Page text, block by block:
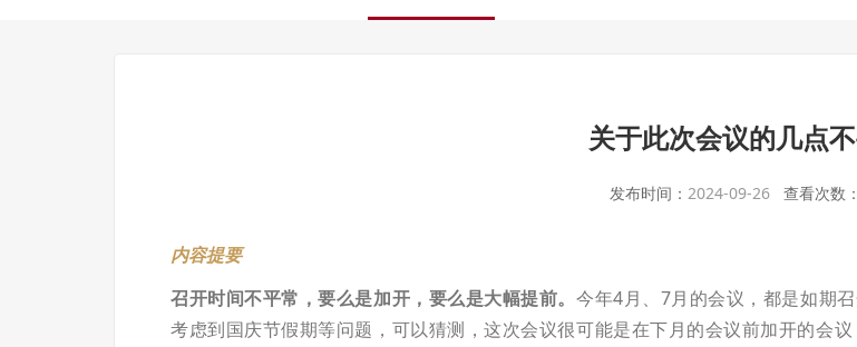
关于此次会议的几点
发布时间： 2024-09-26 查看次数：
内容提要
召开时间不平常，要么是加开，要么是大幅提前。 今年4月、7月的会议，都是如期
考虑到国庆节假期等问题，可以猜测，这次会议很可能是在下月的会议前加开的会